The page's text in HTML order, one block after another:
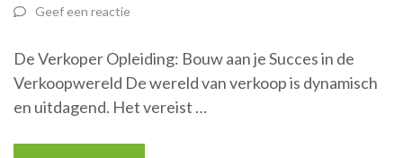
Geef een reactie
De Verkoper Opleiding: Bouw aan je Succes in de
Verkoopwereld De wereld van verkoop is dynamisch
en uitdagend. Het vereist …